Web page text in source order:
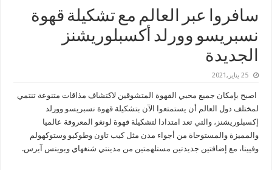
سافروا عبر العالم مع تشكيلة قهوة
نسبريسو وورلد أكسبلوريشنز
الجديدة
25 يناير,2021
اصبح بإمكان جميع محبي القهوة المتشوقين لاكتشاف مذاقات متنوعة تنتمي
لمختلف دول العالم أن يستمتعوا الآن بتشكيلة قهوة نسبريسو وورلد
إكسبلوريشنز، والتي تعد امتدادا لتشكيلة قهوة لونغو المعروفة عالميا
والمميزة والمستوحاة من أجواء مدن مثل كيب تاون وطوكيو وستوكهولم
وفيينا، مع إضافتين جديدتين مستلهمتين من مدينتي شنغهاي وبوينس آيرس.